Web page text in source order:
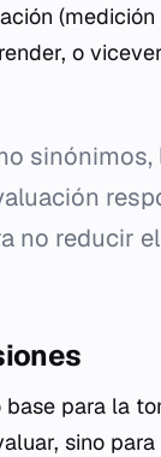
o
sinónimos,
no reducir
para la
sino